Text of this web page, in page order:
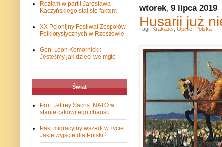
wtorek, 9 lipca 2019
Husarii już
Tagi: Krakauer, Opinie Polska
Rozłam w partii Jarosława
Kaczyńskiego stał się faktem
XX Polonijny Festiwal Zespołów
Folklorystycznych w Rzeszowie
Gen. Leon Komornicki:
Jesteśmy jak dzieci we mgle
Świat
Prof. Jeffrey Sachs: NATO w
stanie cakowitego chaosu
Pakt migracyjny wszedł w życie.
Jakie wyjście dla Polski?